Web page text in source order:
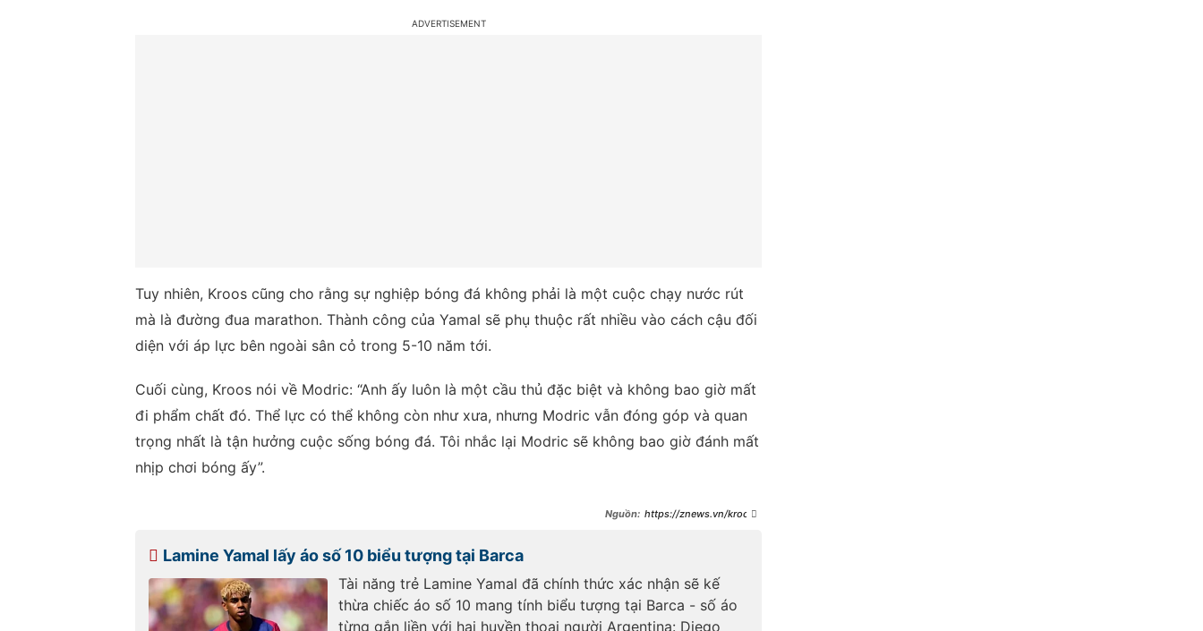
Tuy nhiên, Kroos cũng cho rằng sự nghiệp bóng đá không phải là một cuộc chạy nước rút
mà là đường đua marathon. Thành công của Yamal sẽ phụ thuộc rất nhiều vào cách cậu đối
diện với áp lực bên ngoài sân cỏ trong 5-10 năm tới.
Cuối cùng, Kroos nói về Modric: “Anh ấy luôn là một cầu thủ đặc biệt và không bao giờ mất
đi phẩm chất đó. Thể lực có thể không còn như xưa, nhưng Modric vẫn đóng góp và quan
trọng nhất là tận hưởng cuộc sống bóng đá. Tôi nhắc lại Modric sẽ không bao giờ đánh mất
nhịp chơi bóng ấy”.
https://znews.vn/kroos-
Lamine Yamal lấy áo số 10 biểu tượng tại Barca
Tài năng trẻ Lamine Yamal đã chính thức xác nhận sẽ kế
thừa chiếc áo số 10 mang tính biểu tượng tại Barca - số áo
từng gắn liền với hai huyền thoại người Argentina: Diego